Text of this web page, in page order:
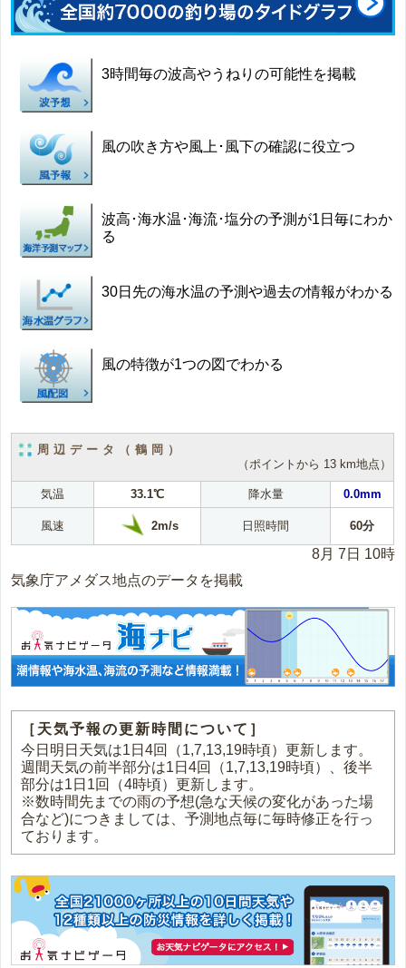
3時間毎の波高やうねりの可能性を掲載
風の吹き方や風上･風下の確認に役立つ
波高･海水温･海流･塩分の予測が1日毎にわか
る
30日先の海水温の予測や過去の情報がわかる
風の特徴が1つの図でわかる
周辺データ（鶴岡）
（ポイントから 13 km地点）
気温 33.1℃ 降水量 0.0mm
風速 2m/s 日照時間 60分
8月 7日 10時
気象庁アメダス地点のデータを掲載
［天気予報の更新時間について］
今日明日天気は1日4回（1,7,13,19時頃）更新します。
週間天気の前半部分は1日4回（1,7,13,19時頃）、後半
部分は1日1回（4時頃）更新します。
※数時間先までの雨の予想(急な天候の変化があった場
合など)につきましては、予測地点毎に毎時修正を行っ
ております。